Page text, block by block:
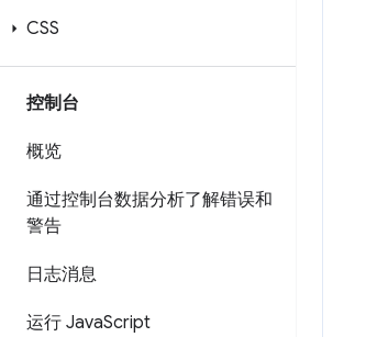
CSS
控制台
概览
通过控制台数据分析了解错误和
警告
日志消息
运行 JavaScript